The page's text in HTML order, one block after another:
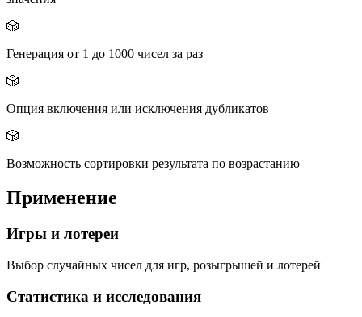
🎲
Генерация от 1 до 1000 чисел за раз
🎲
Опция включения или исключения дубликатов
🎲
Возможность сортировки результата по возрастанию
Применение
Игры и лотереи
Выбор случайных чисел для игр, розыгрышей и лотерей
Статистика и исследования